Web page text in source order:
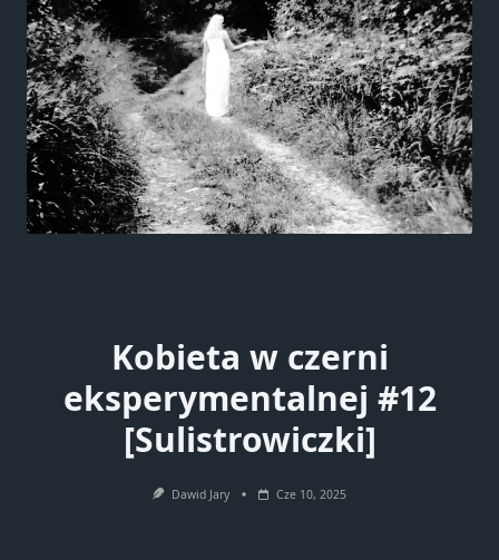
Kobieta w czerni
eksperymentalnej #12
[Sulistrowiczki]
Dawid Jary Cze 10, 2025